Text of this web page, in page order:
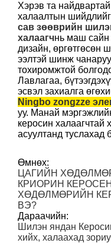
Хэрэв та
халаалтын
сав зөөврийн
халаагчнь маш сайн
дизайн, өргөтгөсөн
ээлтэй шинж
тохиромжтой
Лавлагаа,
эсвэл захиалга
Ningbo zongzze
уу. Манай
керосин халаагчтай
асуултанд туслахад
Өмнөх:
ЦАГИЙН
КРИОРИН
ХӨДӨЛМӨРИЙН
ВЭ?
Дараачийн:
Шилэн яндан
хийх, халаахад